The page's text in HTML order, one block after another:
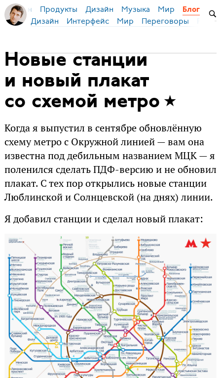
Бирман Продукты Дизайн Музыка Мир Блог
Дизайн Интерфейс Мир Переговоры
Новые станции
и новый плакат
со схемой метро
Когда я выпустил в сентябре обновлённую
схему метро с Окружной линией — вам она
известна под дебильным названием МЦК — я
поленился сделать ПДФ-версию и не обновил
плакат. С тех пор открылись новые станции
Люблинской и Солнцевской (на днях) линии.
Я добавил станции и сделал новый плакат: